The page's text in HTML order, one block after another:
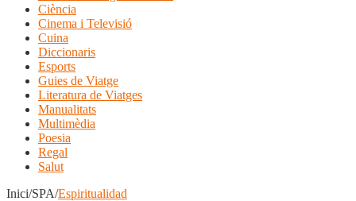
Ciència
Cinema i Televisió
Cuina
Diccionaris
Esports
Guies de Viatge
Literatura de Viatges
Manualitats
Multimèdia
Poesia
Regal
Salut
Inici/SPA/Espiritualidad